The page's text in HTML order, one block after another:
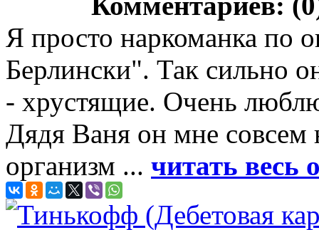
Я просто наркоманка по
Берлински". Так сильно
- хрустящие. Очень
Дядя Ваня он мне
организм ... читать весь